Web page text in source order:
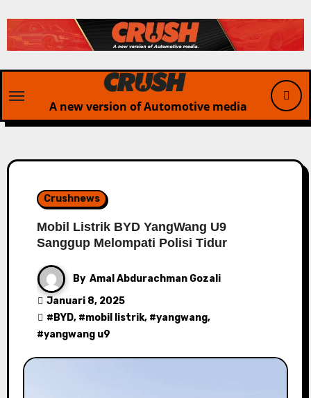
to
content
A new version of Automotive media
Crushnews
Mobil Listrik BYD YangWang U9
Sanggup Melompati Polisi Tidur
By Amal Abdurachman Gozali
Januari 8, 2025
# BYD, #mobil listrik, #yangwang,
#yangwang u9